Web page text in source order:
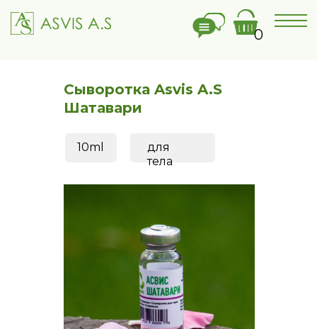
Сыворотка Asvis A.S
Шатавари
для
тела
10ml